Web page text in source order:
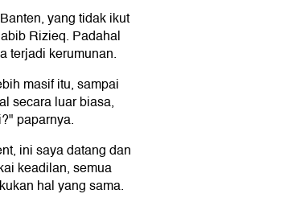
yang tidak ikut
Rizieq. Padahal
terjadi kerumunan.
masif itu, sampai
secara luar biasa,
paparnya.
ini saya datang dan
keadilan, semua
hal yang sama.